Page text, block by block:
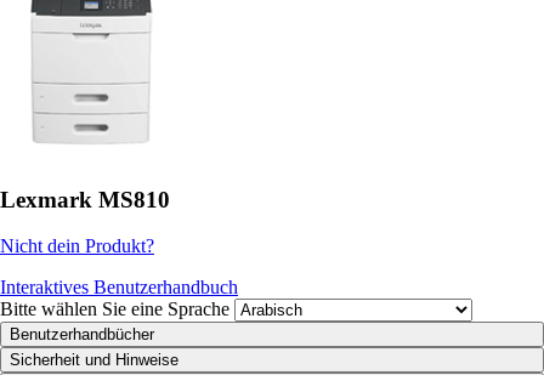
Lexmark MS810
Nicht dein Produkt?
Interaktives Benutzerhandbuch
Bitte wählen Sie eine Sprache
Benutzerhandbücher
Sicherheit und Hinweise